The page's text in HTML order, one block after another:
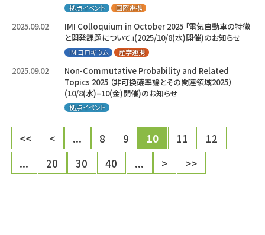
拠点イベント 国際連携
2025.09.02
IMI Colloquium in October 2025 「電気自動車の特徴
と開発課題について」(2025/10/8(水)開催)のお知らせ
IMIコロキウム 産学連携
2025.09.02
Non-Commutative Probability and Related
Topics 2025 （非可換確率論とその関連領域2025）
(10/8(水)–10(金)開催)のお知らせ
拠点イベント
<< < ... 8 9 10 11
12
...
20 30 40 ... > >>